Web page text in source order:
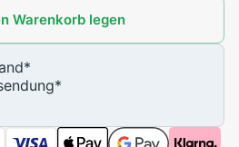
Warenkorb legen
*
*